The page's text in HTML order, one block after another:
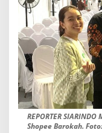
REPORTER
Shopee Barokah.